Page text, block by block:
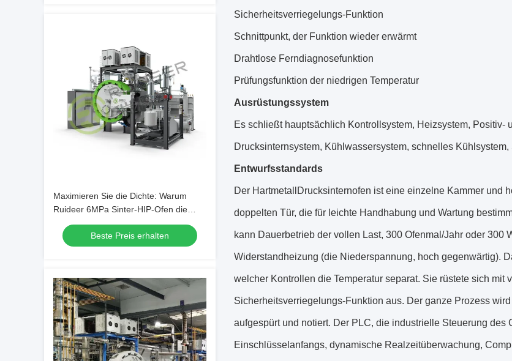
Maximieren Sie die Dichte: Warum
Ruideer 6MPa Sinter-HIP-Ofen die
ultimative Lösung für Premium-Karbid-
Einsätze und -Stäbe ist
Beste Preis erhalten
Sicherheitsverriegelungs-Funktion
Schnittpunkt, der Funktion wieder erwärmt
Drahtlose Ferndiagnosefunktion
Prüfungsfunktion der niedrigen Temperatur
Ausrüstungssystem
Es schließt hauptsächlich Kontrollsystem, Heizsystem,
Drucksinternsystem, Kühlwassersystem, schnelles
Entwurfsstandards
Der HartmetallDrucksinternofen ist eine einzelne Kammer und
doppelten Tür, die für leichte Handhabung und Wartung
kann Dauerbetrieb der vollen Last, 300 Ofenmal/Jahr oder
Widerstandheizung (die Niederspannung, hoch gegenwärtig).
welcher Kontrollen die Temperatur separat. Sie rüstete sich mit
Sicherheitsverriegelungs-Funktion aus. Der ganze Prozess
aufgespürt und notiert. Der PLC, die industrielle Steuerung
Einschlüsselanfangs, dynamische Realzeitüberwachung,